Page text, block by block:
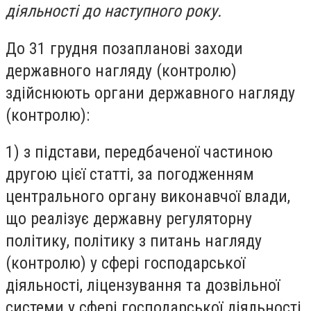
діяльності до наступного року.
До 31 грудня позапланові заходи
державного нагляду (контролю)
здійснюють органи державного нагляду
(контролю):
1) з підстави, передбаченої частиною
другою цієї статті, за погодженням
центрального органу виконавчої влади,
що реалізує державну регуляторну
політику, політику з питань нагляду
(контролю) у сфері господарської
діяльності, ліцензування та дозвільної